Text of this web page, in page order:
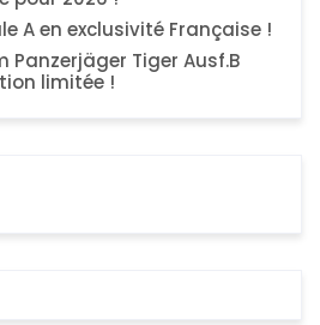
A en exclusivité Française !
Panzerjäger Tiger Ausf.B
limitée !